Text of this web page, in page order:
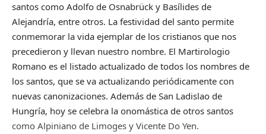
santos como Adolfo de Osnabrück y Basílides de
Alejandría, entre otros. La festividad del santo permite
conmemorar la vida ejemplar de los cristianos que nos
precedieron y llevan nuestro nombre. El Martirologio
Romano es el listado actualizado de todos los nombres de
los santos, que se va actualizando periódicamente con
nuevas canonizaciones. Además de San Ladislao de
Hungría, hoy se celebra la onomástica de otros santos
como Alpiniano de Limoges y Vicente Do Yen.